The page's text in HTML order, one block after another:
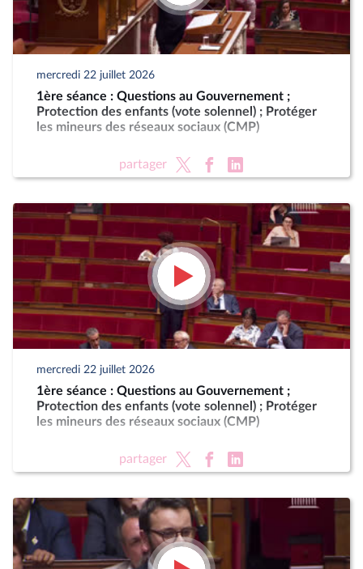
mercredi 22 juillet 2026
1ère séance : Questions au Gouvernement ;
Protection des enfants (vote solennel) ; Protéger
les mineurs des réseaux sociaux (CMP)
partager
mercredi 22 juillet 2026
1ère séance : Questions au Gouvernement ;
Protection des enfants (vote solennel) ; Protéger
les mineurs des réseaux sociaux (CMP)
partager